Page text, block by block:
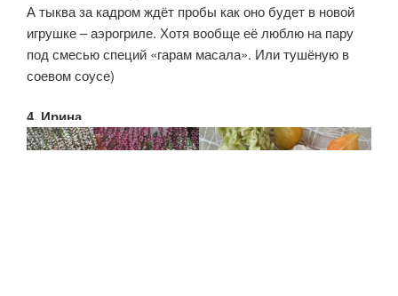
А тыква за кадром ждёт пробы как оно будет в новой
игрушке – аэрогриле. Хотя вообще её люблю на пару
под смесью специй «гарам масала». Или тушёную в
соевом соусе)
4. Ирина